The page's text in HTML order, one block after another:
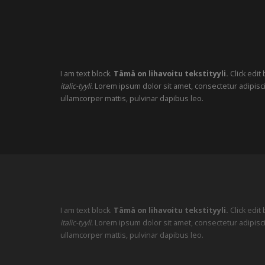
I am text block. Tämä on lihavoitu tekstityyli. Click
italic-tyyli. Lorem ipsum dolor sit amet, consectetur
ullamcorper mattis, pulvinar dapibus leo.
I am text block. Tämä on lihavoitu tekstityyli. Click
italic-tyyli. Lorem ipsum dolor sit amet, consectetur
ullamcorper mattis, pulvinar dapibus leo.